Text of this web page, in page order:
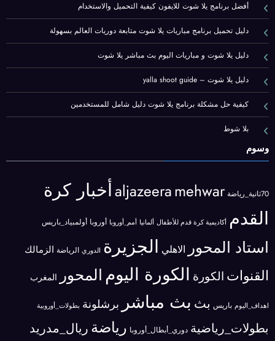
أفضل برنامج يلا شوت للايفون كيفية التحميل والاستخدام
دليل تحميل برنامج مباريات يلا شوت متابعة دوريات العالم بسهولة
دليل يلا شوت و مباريات اليوم بث مباشر يلا شوت
دليل يلا شوت – yalla shoot guide
كيفية حل مشكلة برنامج يلا شوت دليل شامل للمستخدمين
بلا شوط
وسوم
70ثانية_رياضة aljazeeramehwar
أخبار كرة
القدم أكاديمية كرة قدم للأطفال ألمانيا أمم_أوروبا أوروبا أولمبياد_باريس
استاد المحور الاهلي الجزيرة الدوري الرياضة الزمالك
القنوات الكورة الكورة اليوم المحور المغرب
اهداف_اليوم باريس بث بث مباشر برشلونة بطولات_أوروبية
بطولات_رياضية دوري_أبطال_أوروبا رياضة ريال_مدريد